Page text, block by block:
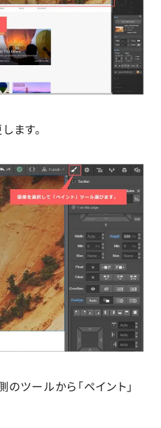
ます。
ツールから「ペイント」